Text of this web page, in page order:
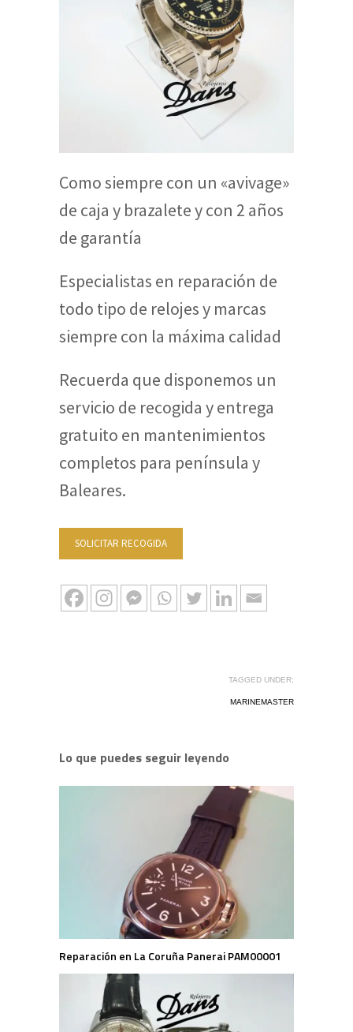
Como siempre con un «avivage»
de caja y brazalete y con 2 años
de garantía
Especialistas en reparación de
todo tipo de relojes y marcas
siempre con la máxima calidad
Recuerda que disponemos un
servicio de recogida y entrega
gratuito en mantenimientos
completos para península y
Baleares.
SOLICITAR RECOGIDA
TAGGED UNDER:
MARINEMASTER
Lo que puedes seguir leyendo
Reparación en La Coruña Panerai PAM00001